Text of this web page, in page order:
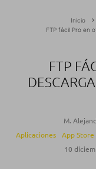
Inicio
FTP fácil Pro en
FTP
M.
Aplicaciones
App Store
10